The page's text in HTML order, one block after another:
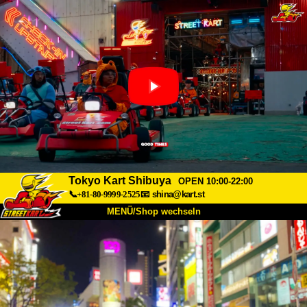
Tokyo Kart Shibuya
OPEN 10:00-22:00
📞+81-80-9999-2525📧 shina@kart.st
MENÜ/Shop wechseln
START
Über uns Spezifikationen Preise
Anfahrt Bewertungen FAQ